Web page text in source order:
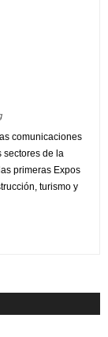
comunicaciones
sectores de la
primeras Expos
turismo y